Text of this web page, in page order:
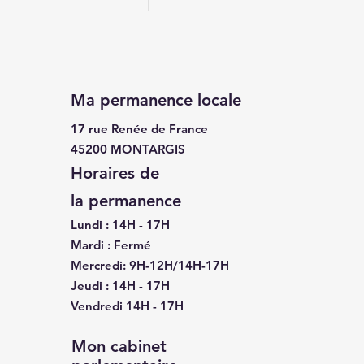
Ma permanence locale
17 rue Renée de France
45200 MONTARGIS
Horaires de
la permanence
Lundi : 14H - 17H
Mardi : Fermé
Mercredi: 9H-12H/14H-17H
Jeudi : 14H - 17H
Vendredi 14H - 17H
Mon cabinet